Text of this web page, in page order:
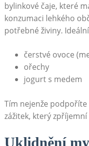
bylinkové čaje, které‍
konzumaci lehkého
potřebné živiny.
čerstvé ovoce⁣
ořechy
jogurt ⁤s medem
Tím nejenže podpoříte
zážitek, který
Uklidnění